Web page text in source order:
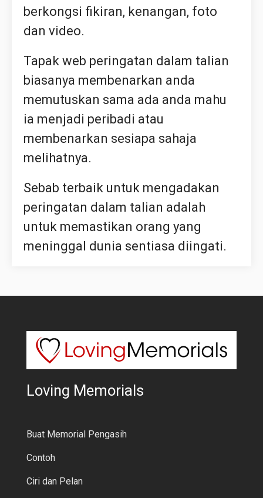
berkongsi fikiran, kenangan, foto
dan video.
Tapak web peringatan dalam talian
biasanya membenarkan anda
memutuskan sama ada anda mahu
ia menjadi peribadi atau
membenarkan sesiapa sahaja
melihatnya.
Sebab terbaik untuk mengadakan
peringatan dalam talian adalah
untuk memastikan orang yang
meninggal dunia sentiasa diingati.
Loving Memorials
Buat Memorial Pengasih
Contoh
Ciri dan Pelan